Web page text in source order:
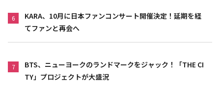
6
KARA、10月に日本ファンコンサート開催決定！延期を経
てファンと再会へ
7
BTS、ニューヨークのランドマークをジャック！「THE CI
TY」プロジェクトが大盛況